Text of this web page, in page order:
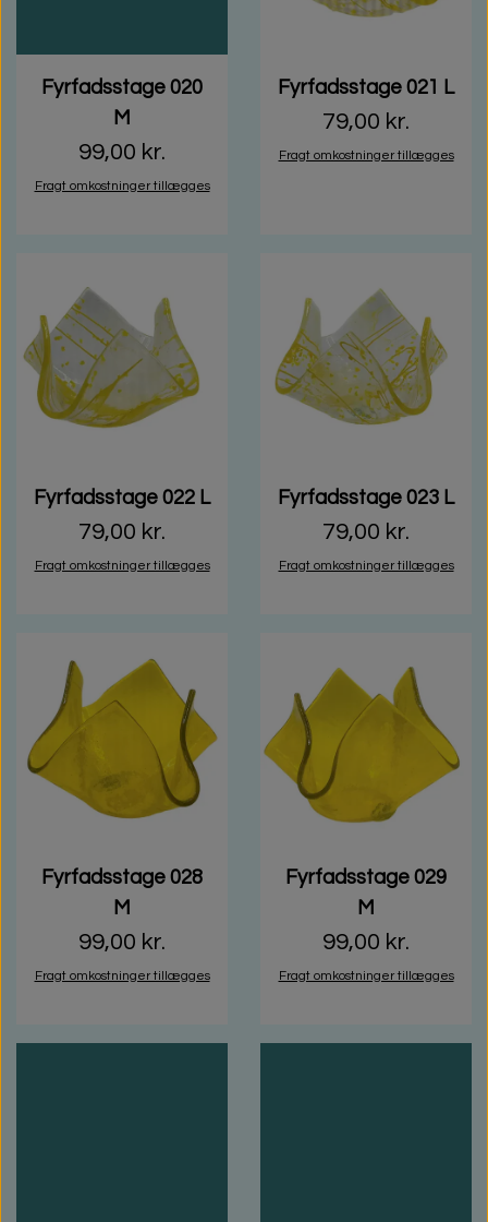
Fyrfadsstage 020
M
99,00 kr.
Fragt omkostninger tillægges
Fyrfadsstage 021 L
79,00 kr.
Fragt omkostninger tillægges
Fyrfadsstage 022 L
79,00 kr.
Fragt omkostninger tillægges
Fyrfadsstage 023 L
79,00 kr.
Fragt omkostninger tillægges
Fyrfadsstage 028
M
99,00 kr.
Fragt omkostninger tillægges
Fyrfadsstage 029
M
99,00 kr.
Fragt omkostninger tillægges